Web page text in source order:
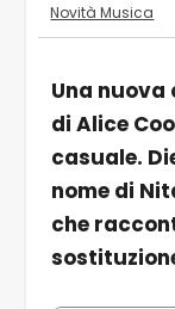
Novità Musica
Una
di Alice
casuale.
nome di
che